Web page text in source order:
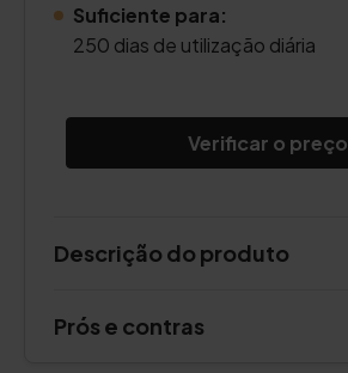
Suficiente para:
250 dias de utilização diária
Verificar o preço
Descrição do produto
Prós e contras